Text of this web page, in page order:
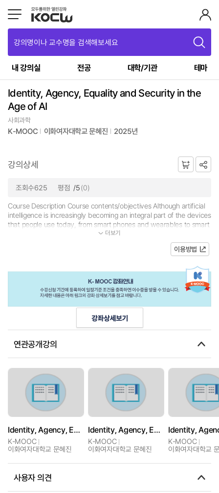
강의명이나 교수명을 검색해보세요
내 강의실 전공 대학/기관 테마
Identity, Agency, Equality and Security in the
Age of AI
사회과학
K-MOOC 이화여자대학교 문혜진 2025년
강의상세
조회수625 평점 /5(0)
Course Description Course contents/objectives Although artificial
intelligence is increasingly becoming an integral part of the devices
that people use today, from smart phones and wearables to smart
household appliance and self-driving cars, there seems to be a...
더보기
이용방법
연관공개강의
Identity, Agency, Equality and Security in the Age of AI
K-MOOC
이화여자대학교 문혜진
Identity, Agency, Equality and Security in the Age of AI
K-MOOC
이화여자대학교 문혜진
K-MOOC
이화여자대학교
사용자 의견